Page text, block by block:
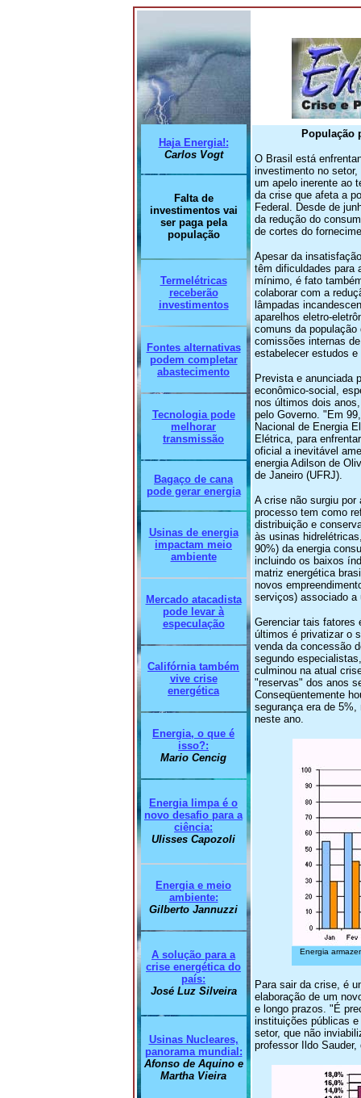
Haja Energia!:
Carlos Vogt
Falta de
investimentos vai
ser paga pela
população
Termelétricas
receberão
investimentos
Fontes alternativas
podem completar
abastecimento
Tecnologia pode
melhorar
transmissão
Bagaço de cana
pode gerar energia
Usinas de energia
impactam meio
ambiente
Mercado atacadista
pode levar à
especulação
Califórnia também
vive crise
energética
Energia, o que é
isso?:
Mario Cencig
Energia limpa é o
novo desafio para a
ciência:
Ulisses Capozoli
Energia e meio
ambiente:
Gilberto Jannuzzi
A solução para a
crise energética do
país:
José Luz Silveira
Usinas Nucleares,
panorama mundial:
Afonso de Aquino e
Martha Vieira
População
O Brasil está
investimento no
um apelo inerente ao
da crise que afeta a
Federal. Desde de
da redução do
de cortes do
Apesar da
têm dificuldades para
mínimo, é fato
colaborar com a
lâmpadas
aparelhos eletro-
comuns da
comissões internas
estabelecer estudos
Prevista e anunciada
econômico-social,
nos últimos dois
pelo Governo. "Em
Nacional de Energia
Elétrica, para
oficial a inevitável
energia Adilson de
de Janeiro (UFRJ).
A crise não surgiu
processo tem como
distribuição e
às usinas
90%) da energia
incluindo os baixos
matriz energética
novos
serviços) associado a
Gerenciar tais fatores
últimos é privatizar o
venda da concessão
segundo
culminou na atual
"reservas" dos anos
Conseqüentemente
segurança era de
neste ano.
Energia
Para sair da crise, é
elaboração de um
e longo prazos. "É
instituições públicas
setor, que não
professor Ildo Sauder,